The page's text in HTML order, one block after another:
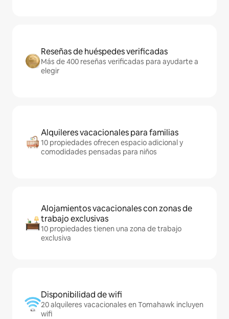
Reseñas de huéspedes verificadas
Más de 400 reseñas verificadas para ayudarte a
elegir
Alquileres vacacionales para familias
10 propiedades ofrecen espacio adicional y
comodidades pensadas para niños
Alojamientos vacacionales con zonas de
trabajo exclusivas
10 propiedades tienen una zona de trabajo
exclusiva
Disponibilidad de wifi
20 alquileres vacacionales en Tomahawk incluyen
wifi